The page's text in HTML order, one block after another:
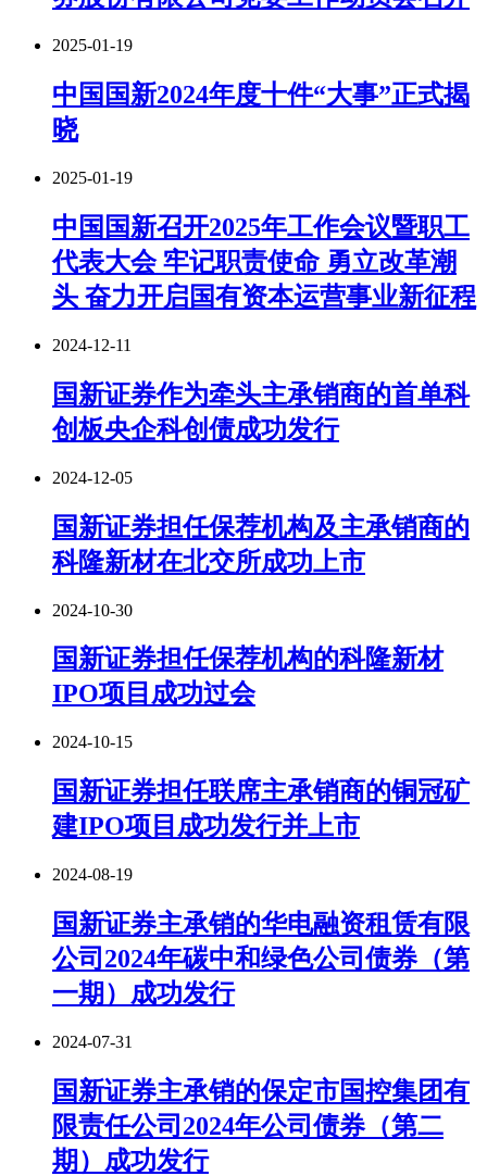
2025-01-19
中国国新2024年度十件“大事”正式揭
晓
2025-01-19
中国国新召开2025年工作会议暨职工
代表大会 牢记职责使命 勇立改革潮
头 奋力开启国有资本运营事业新征程
2024-12-11
国新证券作为牵头主承销商的首单科
创板央企科创债成功发行
2024-12-05
国新证券担任保荐机构及主承销商的
科隆新材在北交所成功上市
2024-10-30
国新证券担任保荐机构的科隆新材
IPO项目成功过会
2024-10-15
国新证券担任联席主承销商的铜冠矿
建IPO项目成功发行并上市
2024-08-19
国新证券主承销的华电融资租赁有限
公司2024年碳中和绿色公司债券（第
一期）成功发行
2024-07-31
国新证券主承销的保定市国控集团有
限责任公司2024年公司债券（第二
期）成功发行